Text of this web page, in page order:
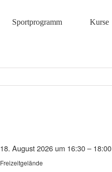
Sportprogramm Kurse
18. August 2026 um 16:30 – 18:00
Freizeitgelände